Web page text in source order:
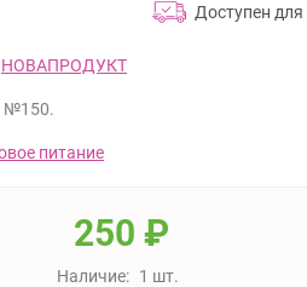
Доступен для
НОВАПРОДУКТ
№150.
питание
250 ₽
Наличие: 1 шт.